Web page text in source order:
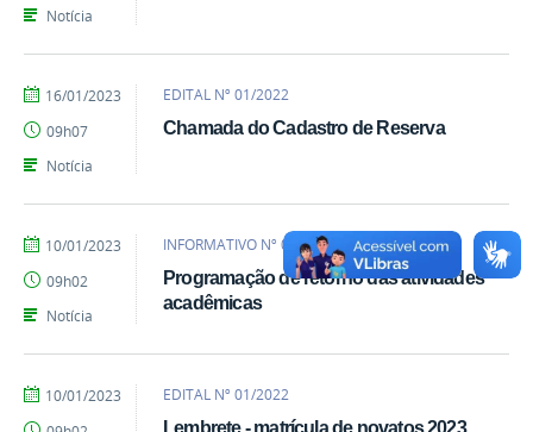
Notícia
EDITAL Nº 01/2022
Chamada do Cadastro de Reserva
por
publicado
16/01/2023
09h07
Notícia
INFORMATIVO Nº 01/2023
Programação de retorno das atividades
acadêmicas
por
publicado
10/01/2023
09h02
Notícia
EDITAL Nº 01/2022
Lembrete - matrícula de novatos 2023
por
publicado
10/01/2023